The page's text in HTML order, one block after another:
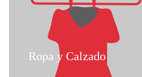
Ropa y Calzado